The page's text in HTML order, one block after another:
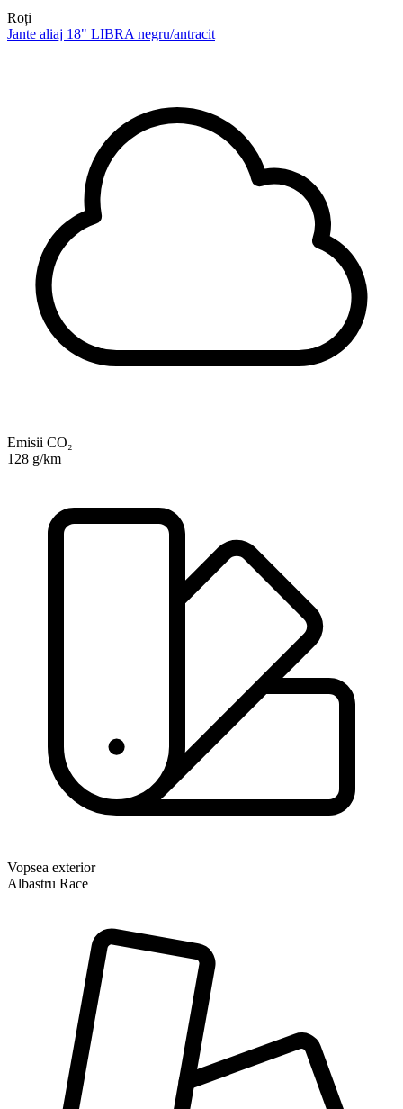
Roți
Jante aliaj 18" LIBRA negru/antracit
Emisii CO₂
128 g/km
Vopsea exterior
Albastru Race